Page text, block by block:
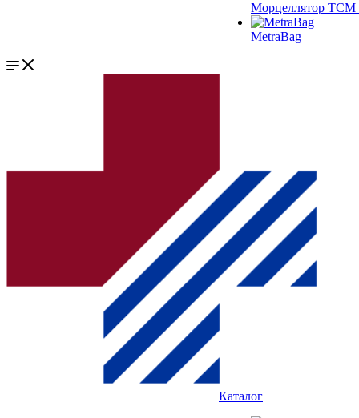
Морцеллятор ТСМ
MetraBag
Каталог